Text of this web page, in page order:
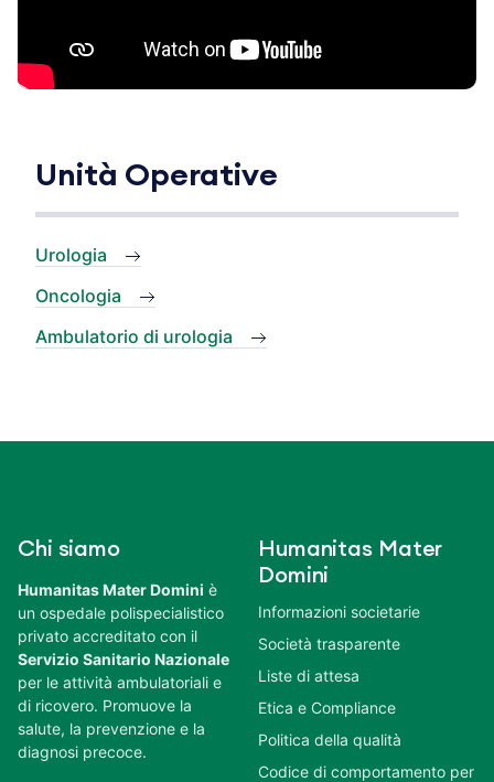
Unità Operative
Urologia
Oncologia
Ambulatorio di urologia
Chi siamo
Humanitas Mater Domini è
un ospedale polispecialistico
privato accreditato con il
Servizio Sanitario Nazionale
per le attività ambulatoriali e
di ricovero. Promuove la
salute, la prevenzione e la
diagnosi precoce.
Humanitas Mater
Domini
Informazioni societarie
Società trasparente
Liste di attesa
Etica e Compliance
Politica della qualità
Codice di comportamento per